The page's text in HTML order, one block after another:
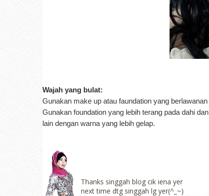
Wajah yang bulat:
Gunakan make up atau faundation yang
Gunakan foundation yang lebih terang pada dahi
lain dengan warna yang lebih gelap.
Thanks singgah blog cik iena yer
next time dtg singgah lg yer(^_~)